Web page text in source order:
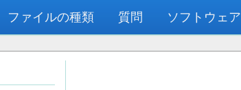
ファイルの種類 質問 ソフトウェア